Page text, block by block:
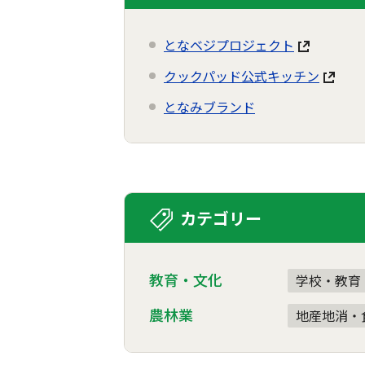
となベジプロジェクト
クックパッド公式キッチン
となみブランド
カテゴリー
教育・文化 学校・教育
農林業 地産地消・